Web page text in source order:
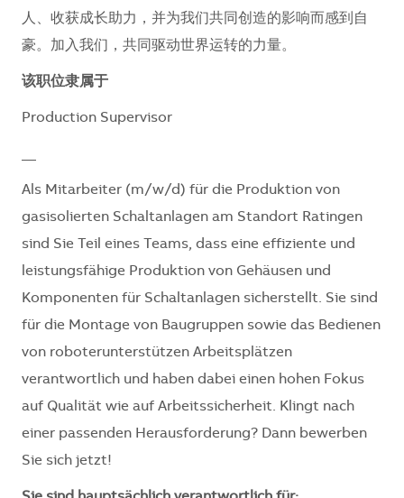
人、收获成长助力，并为我们共同创造的影响而感到自
豪。加入我们，共同驱动世界运转的力量。​​​​
该职位隶属于
Production Supervisor
Als Mitarbeiter (m/w/d) für die Produktion von
gasisolierten Schaltanlagen am Standort Ratingen
sind Sie Teil eines Teams, dass eine effiziente und
leistungsfähige Produktion von Gehäusen und
Komponenten für Schaltanlagen sicherstellt. Sie sind
für die Montage von Baugruppen sowie das Bedienen
von roboterunterstützen Arbeitsplätzen
verantwortlich und haben dabei einen hohen Fokus
auf Qualität wie auf Arbeitssicherheit. Klingt nach
einer passenden Herausforderung? Dann bewerben
Sie sich jetzt!